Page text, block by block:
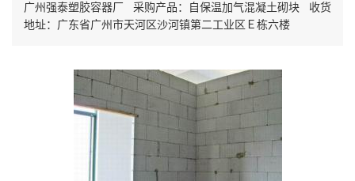
广州强泰塑胶容器厂 采购产品：自保温加气混凝土砌块 收货
地址：广东省广州市天河区沙河镇第二工业区Ｅ栋六楼